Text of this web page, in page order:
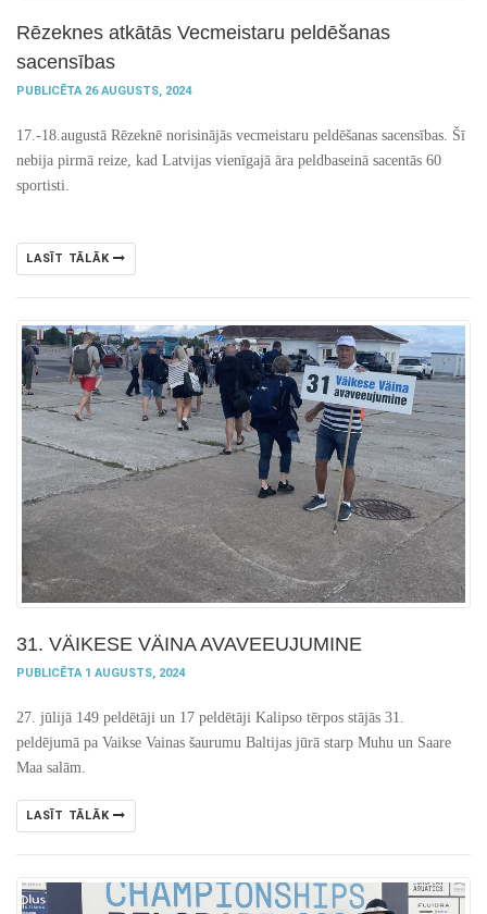
Rēzeknes atkātās Vecmeistaru peldēšanas
sacensības
PUBLICĒTA 26 AUGUSTS, 2024
17.-18.augustā Rēzeknē norisinājās vecmeistaru peldēšanas sacensības. Šī
nebija pirmā reize, kad Latvijas vienīgajā āra peldbaseinā sacentās 60
sportisti.
LASĪT TĀLĀK
31. VÄIKESE VÄINA AVAVEEUJUMINE
PUBLICĒTA 1 AUGUSTS, 2024
27. jūlijā 149 peldētāji un 17 peldētāji Kalipso tērpos stājās 31.
peldējumā pa Vaikse Vainas šaurumu Baltijas jūrā starp Muhu un Saare
Maa salām.
LASĪT TĀLĀK